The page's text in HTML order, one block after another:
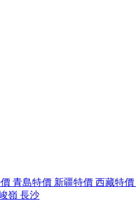
青島特價 新疆特價 西藏特價
嶺 長沙